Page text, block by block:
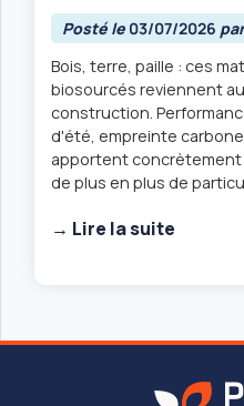
Posté le 03/07/2026
Bois, terre, paille : ces
biosourcés reviennent
construction.
d'été, empreinte
apportent
de plus en plus de
→ Lire la suite